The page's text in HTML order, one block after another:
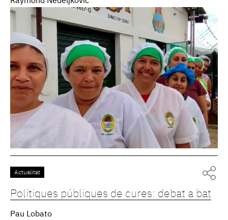
Actualitat
Polítiques públiques de cures: debat a bat
Pau Lobato